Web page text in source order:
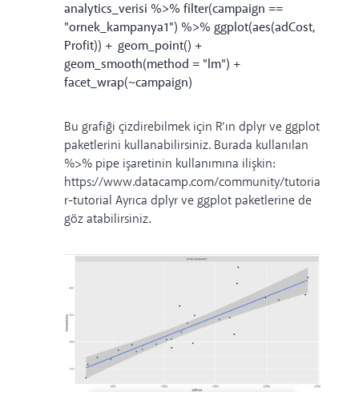
analytics_verisi %>% filter(campaign ==
"ornek_kampanya1") %>% ggplot(aes(adCost,
Profit)) + geom_point() +
geom_smooth(method = "lm") +
facet_wrap(~campaign)
Bu grafiği çizdirebilmek için R’ın dplyr ve ggplot
paketlerini kullanabilirsiniz. Burada kullanılan
%>% pipe işaretinin kullanımına ilişkin:
https://www.datacamp.com/community/tutorials/
r-tutorial Ayrıca dplyr ve ggplot paketlerine de
göz atabilirsiniz.